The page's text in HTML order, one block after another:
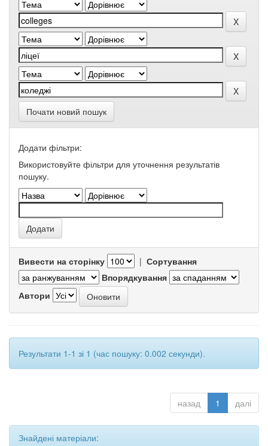
Почати новий пошук
Додати фільтри:
Використовуйте фільтри для уточнення результатів
пошуку.
Вивести на сторінку | Сортування
Впорядкування
Автори
Результати 1-1 зі 1 (час пошуку: 0.002 секунди).
назад 1 далі
Знайдені матеріали: